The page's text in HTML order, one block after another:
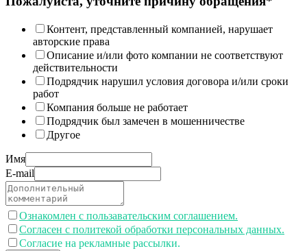
Контент, представленный компанией, нарушает
авторские права
Описание и/или фото компании не соответствуют
действительности
Подрядчик нарушил условия договора и/или сроки
работ
Компания больше не работает
Подрядчик был замечен в мошенничестве
Другое
Имя
E-mail
Ознакомлен с пользавательским соглашением.
Согласен с политекой обработки персональных данных.
Согласие на рекламные рассылки.